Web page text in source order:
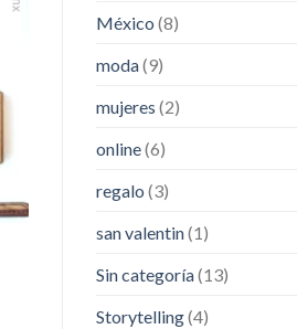
México (8)
moda(9)
mujeres (2)
online(6)
regalo (3)
san valentin(1)
Sin categoría(13)
Storytelling(4)